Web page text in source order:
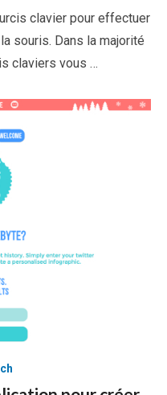
clavier pour effectuer
souris. Dans la majorité
claviers vous …